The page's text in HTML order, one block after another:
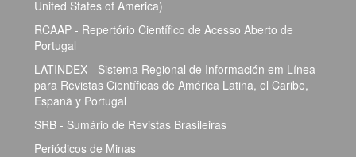
United States of America)
RCAAP - Repertório Científico de Acesso Aberto de
Portugal
LATINDEX - Sistema Regional de Información em Línea
para Revistas Científicas de América Latina, el Caribe,
Espanã y Portugal
SRB - Sumário de Revistas Brasileiras
Periódicos de Minas